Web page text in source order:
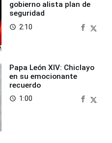
gobierno alista plan de
seguridad
access_time 2:10
Papa León XIV: Chiclayo
en su emocionante
recuerdo
access_time 1:00